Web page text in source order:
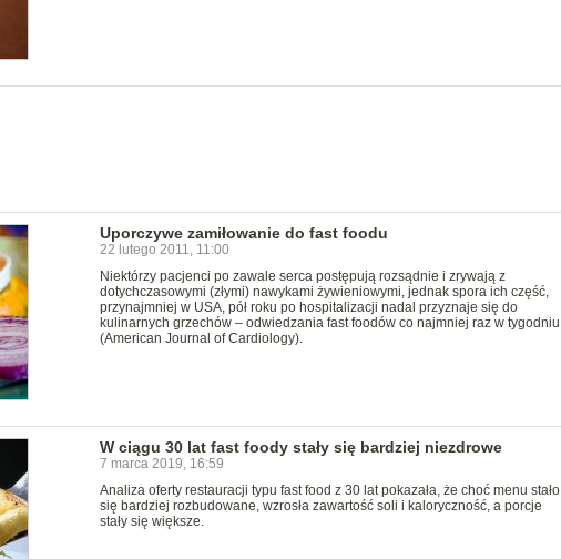
Uporczywe zamiłowanie do fast foodu
22 lutego 2011, 11:00
Niektórzy pacjenci po zawale serca postępują rozsądnie i zrywają z
dotychczasowymi (złymi) nawykami żywieniowymi, jednak spora ich część,
przynajmniej w USA, pół roku po hospitalizacji nadal przyznaje się do
kulinarnych grzechów – odwiedzania fast foodów co najmniej raz w tygodniu
(American Journal of Cardiology).
W ciągu 30 lat fast foody stały się bardziej niezdrowe
7 marca 2019, 16:59
Analiza oferty restauracji typu fast food z 30 lat pokazała, że choć menu stało
się bardziej rozbudowane, wzrosła zawartość soli i kaloryczność, a porcje
stały się większe.